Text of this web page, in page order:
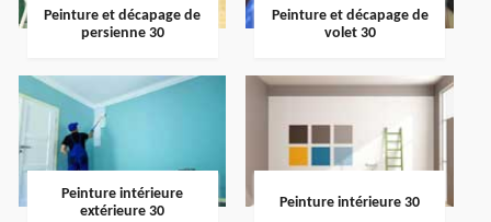
Peinture et décapage de
persienne 30
Peinture et décapage de
volet 30
Peinture intérieure
extérieure 30
Peinture intérieure 30